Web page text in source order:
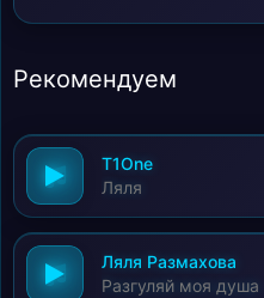
Рекомендуем
T1One
Ляля
Ляля Размахова
Разгуляй моя душа